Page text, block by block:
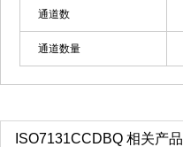
通道数
通道数量
ISO7131CCDBQ 相关产品